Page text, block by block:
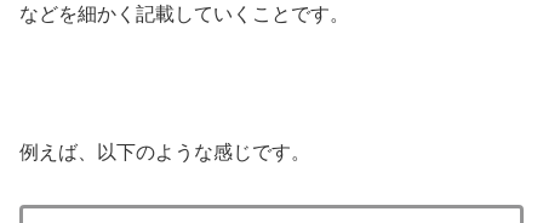
などを細かく記載していくことです。
例えば、以下のような感じです。